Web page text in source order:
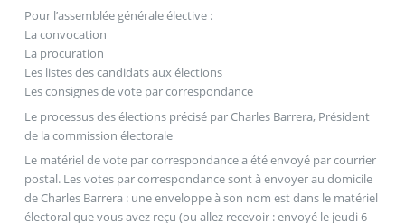
Pour l’assemblée générale élective :
La convocation
La procuration
Les listes des candidats aux élections
Les consignes de vote par correspondance
Le processus des élections précisé par Charles Barrera, Président
de la commission électorale
Le matériel de vote par correspondance a été envoyé par courrier
postal. Les votes par correspondance sont à envoyer au domicile
de Charles Barrera : une enveloppe à son nom est dans le matériel
électoral que vous avez reçu (ou allez recevoir : envoyé le jeudi 6